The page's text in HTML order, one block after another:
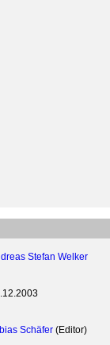
Stefan Welker
Schäfer (Editor)